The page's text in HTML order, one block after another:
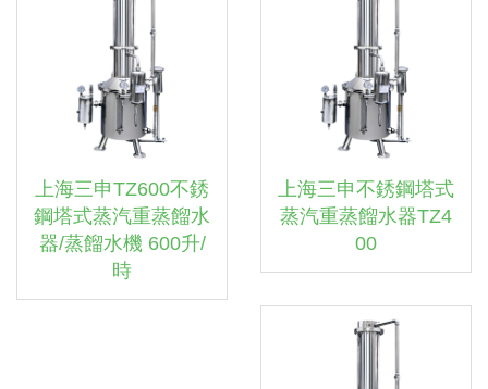
上海三申TZ600不銹
鋼塔式蒸汽重蒸餾水
器/蒸餾水機 600升/
時
上海三申不銹鋼塔式
蒸汽重蒸餾水器TZ4
00